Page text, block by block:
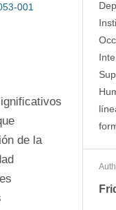
001
de la